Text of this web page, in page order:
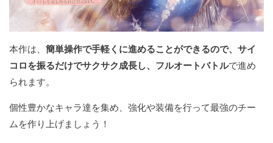
本作は、 簡単操作で手軽くに進めることができるので、サイ
コロを振るだけでサクサク成長し、フルオートバトルで進め
られます。
個性豊かなキャラ達を集め、強化や装備を行って最強のチー
ムを作り上げましょう！